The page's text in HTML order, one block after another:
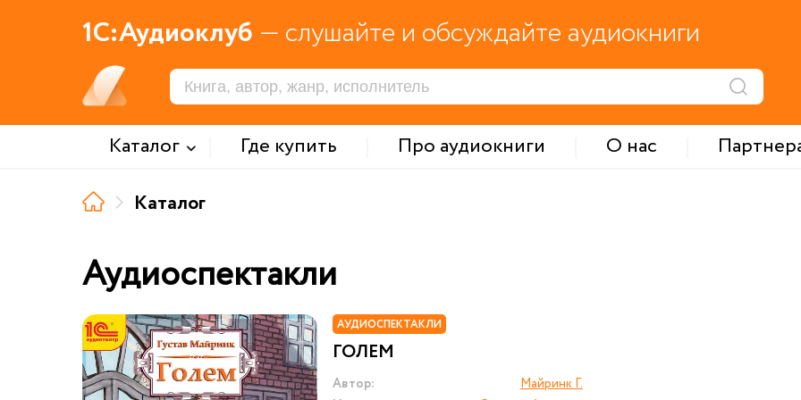
1С:Аудиоклуб — слушайте и обсуждайте аудиокниги
Каталог Где купить Про аудиокниги О нас
Каталог
Аудиоспектакли
АУДИОСПЕКТАКЛИ
ГОЛЕМ
Автор:
Майринк Г.